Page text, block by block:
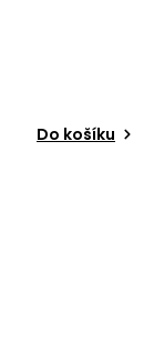
Do košíku